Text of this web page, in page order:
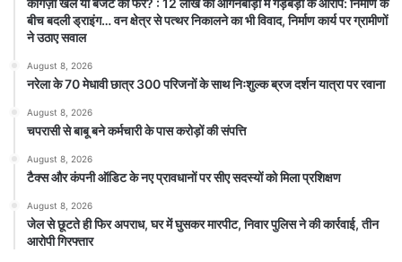
बीच बदली ड्राइंग… वन क्षेत्र से पत्थर निकालने का भी विवाद, निर्माण कार्य पर ग्रामीणों
ने उठाए सवाल
August 8, 2026
नरेला के 70 मेधावी छात्र 300 परिजनों के साथ निःशुल्क ब्रज दर्शन यात्रा पर रवाना
August 8, 2026
चपरासी से बाबू बने कर्मचारी के पास करोड़ों की संपत्ति
August 8, 2026
टैक्स और कंपनी ऑडिट के नए प्रावधानों पर सीए सदस्यों को मिला प्रशिक्षण
August 8, 2026
जेल से छूटते ही फिर अपराध, घर में घुसकर मारपीट, निवार पुलिस ने की कार्रवाई, तीन
आरोपी गिरफ्तार